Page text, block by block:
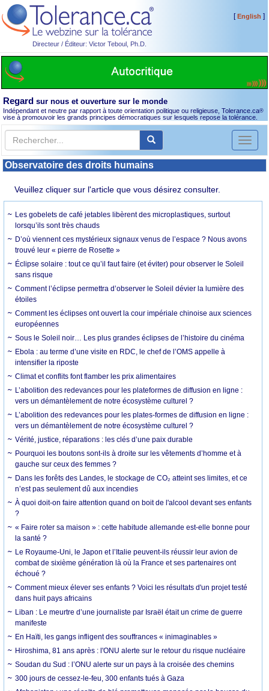
Directeur / Éditeur: Victor Teboul, Ph.D.
[English ]
Regard sur nous et ouverture sur le monde
Indépendant et neutre par rapport à toute orientation politique ou religieuse, Tolerance.ca®
vise à promouvoir les grands principes démocratiques sur lesquels repose la tolérance.
Toggle
Observatoire des droits humains
Veuillez cliquer sur l'article que vous désirez consulter.
Les gobelets de café jetables libèrent des microplastiques, surtout
lorsqu’ils sont très chauds
D’où viennent ces mystérieux signaux venus de l’espace ? Nous avons
trouvé leur « pierre de Rosette »
Éclipse solaire : tout ce qu’il faut faire (et éviter) pour observer le Soleil
sans risque
Comment l’éclipse permettra d’observer le Soleil dévier la lumière des
étoiles
Comment les éclipses ont ouvert la cour impériale chinoise aux sciences
européennes
Sous le Soleil noir… Les plus grandes éclipses de l’histoire du cinéma
Ebola : au terme d’une visite en RDC, le chef de l’OMS appelle à
intensifier la riposte
Climat et conflits font flamber les prix alimentaires
L’abolition des redevances pour les plateformes de diffusion en ligne :
vers un démantèlement de notre écosystème culturel ?
L’abolition des redevances pour les plates-formes de diffusion en ligne :
vers un démantèlement de notre écosystème culturel ?
Vérité, justice, réparations : les clés d’une paix durable
Pourquoi les boutons sont-ils à droite sur les vêtements d’homme et à
gauche sur ceux des femmes ?
Dans les forêts des Landes, le stockage de CO₂ atteint ses limites, et ce
n’est pas seulement dû aux incendies
À quoi doit-on faire attention quand on boit de l'alcool devant ses enfants
?
« Faire roter sa maison » : cette habitude allemande est-elle bonne pour
la santé ?
Le Royaume-Uni, le Japon et l’Italie peuvent-ils réussir leur avion de
combat de sixième génération là où la France et ses partenaires ont
échoué ?
Comment mieux élever ses enfants ? Voici les résultats d'un projet testé
dans huit pays africains
Liban : Le meurtre d’une journaliste par Israël était un crime de guerre
manifeste
En Haïti, les gangs infligent des souffrances « inimaginables »
Hiroshima, 81 ans après : l'ONU alerte sur le retour du risque nucléaire
Soudan du Sud : l’ONU alerte sur un pays à la croisée des chemins
300 jours de cessez-le-feu, 300 enfants tués à Gaza